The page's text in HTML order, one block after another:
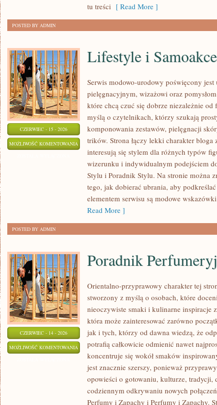
tu treści [ Read More ]
POSTED BY ADMIN
CZERWIEC - 15 - 2026
MOŻLIWOŚĆ KOMENTOWANIA LIFESTYLE
SAMOAKCEPTACJA
Lifestyle i
Serwis modowo-urodowy poświęcony
pielęgnacyjnym, wizażowi oraz
które chcą czuć się dobrze niezależnie od
myślą o czytelnikach, którzy szukają
komponowania zestawów, pielęgnacji
trików. Strona łączy lekki charakter
interesują się stylem dla różnych typów
wizerunku i indywidualnym podejściem
Stylu i Poradnik Stylu. Na stronie można
tego, jak dobierać ubrania, aby
elementem serwisu są modowe
Read More ]
POSTED BY ADMIN
CZERWIEC - 14 - 2026
MOŻLIWOŚĆ KOMENTOWANIA PORADNIK
PERFUMERYJNY
Poradnik
Orientalno-przyprawowy charakter tej
stworzony z myślą o osobach, które
nieoczywiste smaki i kulinarne inspiracje
która może zainteresować zarówno
jak i tych, którzy od dawna wiedzą, że
potrafią całkowicie odmienić nawet
koncentruje się wokół smaków
jest znacznie szerszy, ponieważ
opowieści o gotowaniu, kulturze, tradycji,
codziennym odkrywaniu nowych
Perfumy i Zapachy i Perfumy i Zapachy.